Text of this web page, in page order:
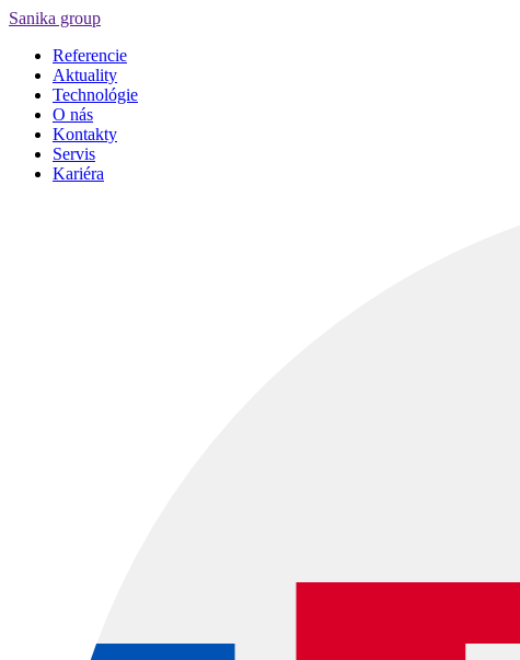
Sanika group
Referencie
Aktuality
Technológie
O nás
Kontakty
Servis
Kariéra